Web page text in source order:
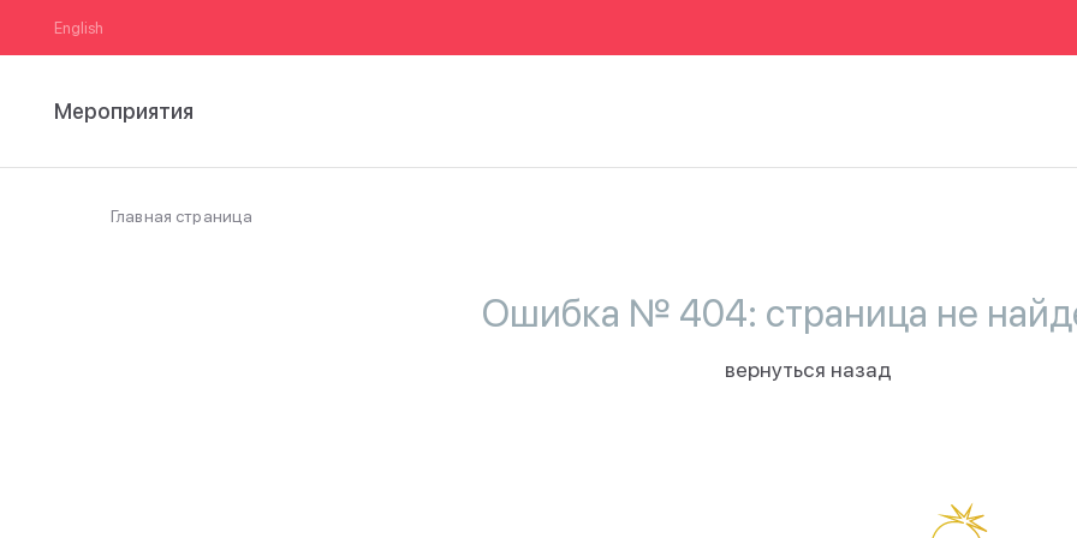
English
Мероприятия
Главная страница
Ошибка № 404: страница не
вернуться назад